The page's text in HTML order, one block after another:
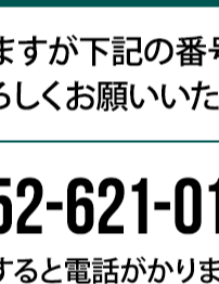
が、脾胃の弱い方は普
この期間は冷たい物や
養価の高い物を食して
一覧に戻る